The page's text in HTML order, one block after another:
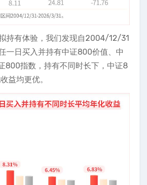
持有体验，我们发现自2004/12/31
一日买入并持有中证800价值、中
800指数，持有不同时长下，中证8
益均更优。